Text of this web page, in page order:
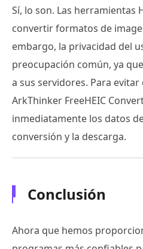
Sí, lo son. Las herramientas
convertir formatos de
embargo, la privacidad del
preocupación común, ya
a sus servidores. Para
ArkThinker FreeHEIC
inmediatamente los datos
conversión y la descarga.
Conclusión
Ahora que hemos